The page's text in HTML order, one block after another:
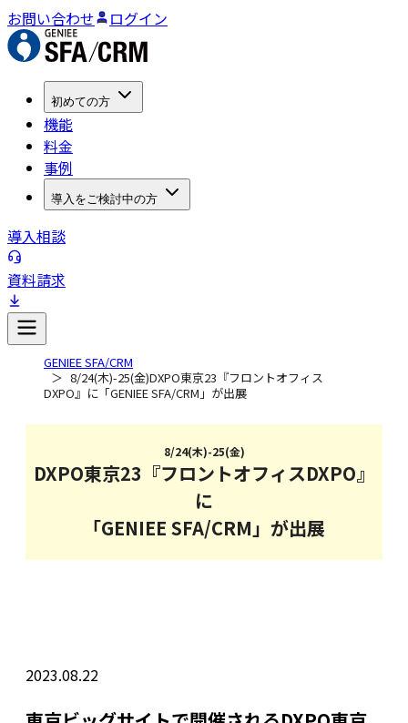
お問い合わせ ログイン
初めての方
機能
料金
事例
導入をご検討中の方
導入相談
資料請求
GENIEE SFA/CRM
8/24(木)-25(金)DXPO東京23『フロントオフィス
DXPO』に「GENIEE SFA/CRM」が出展
8/24(木)-25(金)
DXPO東京23『フロントオフィスDXPO』
に
「GENIEE SFA/CRM」が出展
2023.08.22